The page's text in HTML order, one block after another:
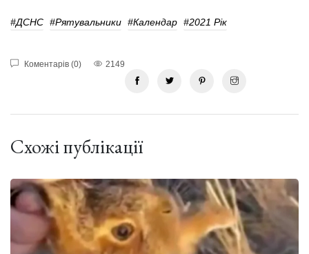
#ДСНС #Рятувальники #календар #2021 Рік
Коментарів (0) 2149
Схожі публікації